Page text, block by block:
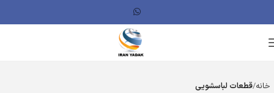
خانه قطعات لباسشویی